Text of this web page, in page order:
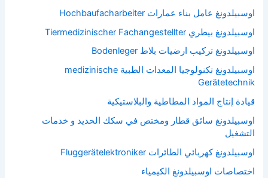
اوسبيلدونغ عامل بناء عمارات Hochbaufacharbeiter
اوسبيلدونغ بيطري Tiermedizinischer Fachangestellter
اوسبيلدونغ تركيب ارضيات بلاط Bodenleger
اوسبيلدونغ تكنولوجيا المعدات الطبية medizinische
Gerätetechnik
قيادة إنتاج المواد المطاطية والبلاستيكية
اوسبيلدونغ سائق قطار ومختص في سكك الحديد و خدمات
التشغيل
اوسبيلدونغ كهربائي الطائرات Fluggerätelektroniker
اختصاصات اوسبيلدونغ الكيمياء